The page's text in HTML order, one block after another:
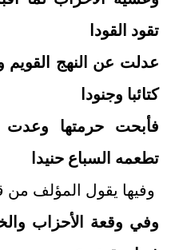
تقود القودا
عدلت عن النهج
كتائبا وجنودا
فأبحت حرمتها وعدت
تطعمه السباع حنيدا
وفيها يقول المؤلف من
وفي وقعة الأحزاب